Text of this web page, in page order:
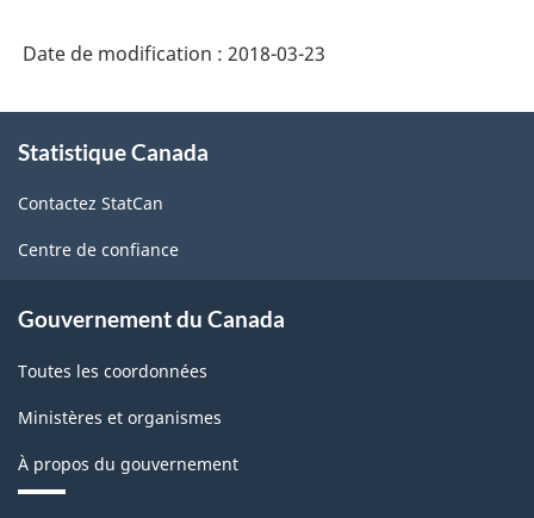
industries
l'Amérique
du
Nord
(SCIAN)
2017
-
Structure
Date de modification : 2018-03-23
propos
ce
site
Statistique Canada
Contactez StatCan
Centre de confiance
Gouvernement du Canada
Toutes les coordonnées
Ministères et organismes
À propos du gouvernement